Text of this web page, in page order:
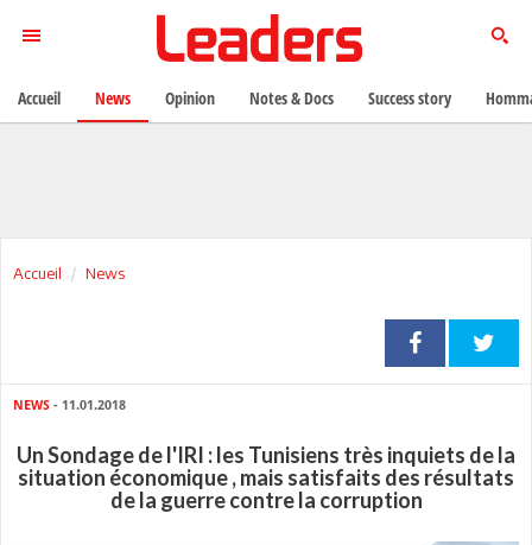
Accueil News
NEWS - 11.01.2018
Un Sondage de l'IRI : les Tunisiens très inquiets de la
situation économique , mais satisfaits des résultats
de la guerre contre la corruption
Accueil News Opinion Notes & Docs Success story